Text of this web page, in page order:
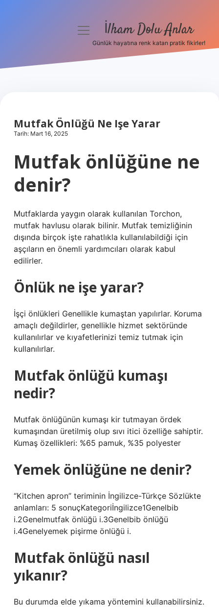
Hakkımızda
menüyü İlham Dolu Anlar
Günlük hayatına renk katan pratik fikirler!
Mutfak Önlüğü Ne Işe Yarar
Tarih: Mart 16, 2025
Mutfak önlüğüne ne
denir?
Mutfaklarda yaygın olarak kullanılan Torchon,
mutfak havlusu olarak bilinir. Mutfak temizliğinin
dışında birçok işte rahatlıkla kullanılabildiği için
aşçıların en önemli yardımcıları olarak kabul
edilirler.
Önlük ne işe yarar?
İşçi önlükleri Genellikle kumaştan yapılırlar. Koruma
amaçlı değildirler, genellikle hizmet sektöründe
kullanılırlar ve kıyafetlerinizi temiz tutmak için
kullanılırlar.
Mutfak önlüğü kumaşı
nedir?
Mutfak önlüğünün kumaşı kir tutmayan ördek
kumaşından üretilmiş olup sıvı itici özelliğe sahiptir.
Kumaş özellikleri: %65 pamuk, %35 polyester
Yemek önlüğüne ne denir?
“Kitchen apron” teriminin İngilizce-Türkçe Sözlükte
anlamları: 5 sonuçKategoriİngilizce1Genelbib
i.2Genelmutfak önlüğü i.3Genelbib önlüğü
i.4Genelyemek pişirme önlüğü i.
Mutfak önlüğü nasıl
yıkanır?
Bu durumda elde yıkama yöntemini kullanabilirsiniz.